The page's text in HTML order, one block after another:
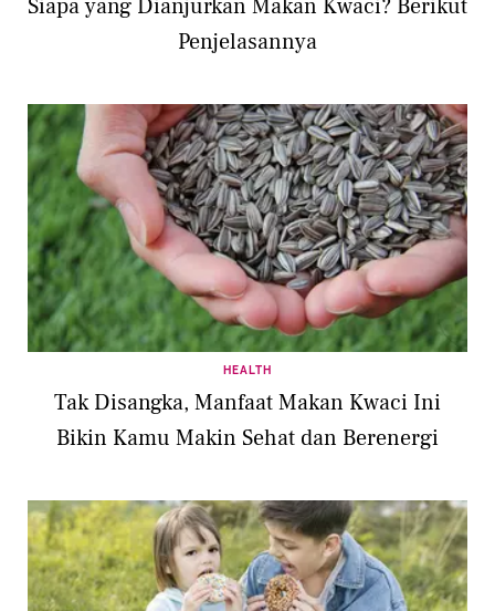
Siapa yang Dianjurkan Makan Kwaci? Berikut
Penjelasannya
HEALTH
Tak Disangka, Manfaat Makan Kwaci Ini
Bikin Kamu Makin Sehat dan Berenergi